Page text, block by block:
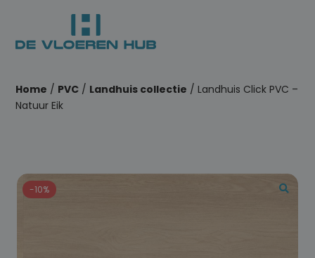
Home / PVC / Landhuis collectie / Landhuis Click PVC –
Natuur Eik
-10%